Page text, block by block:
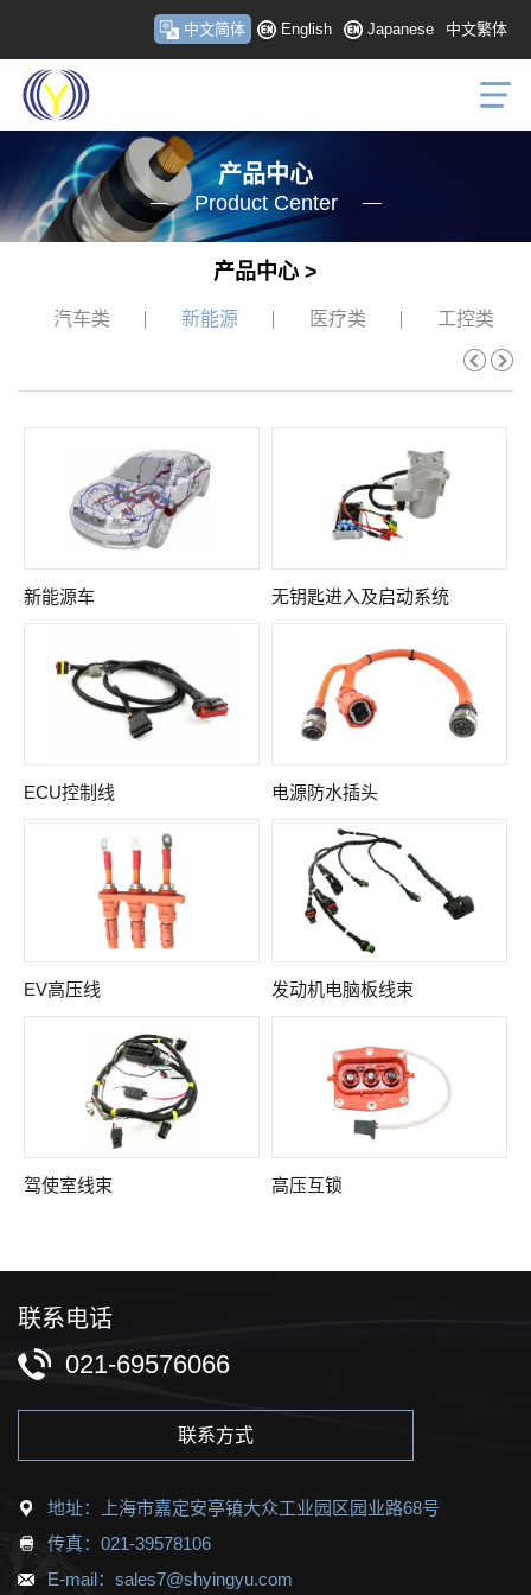
中文简体 English Japanese 中文繁体
产品中心
Product Center
产品中心 >
汽车类 新能源 医疗类 工控类
新能源车 无钥匙进入及启动系统
ECU控制线 电源防水插头
EV高压线 发动机电脑板线束
驾使室线束 高压互锁
联系电话
021-69576066
联系方式
地址：上海市嘉定安亭镇大众工业园区园业路68号
传真：021-39578106
E-mail：sales7@shyingyu.com